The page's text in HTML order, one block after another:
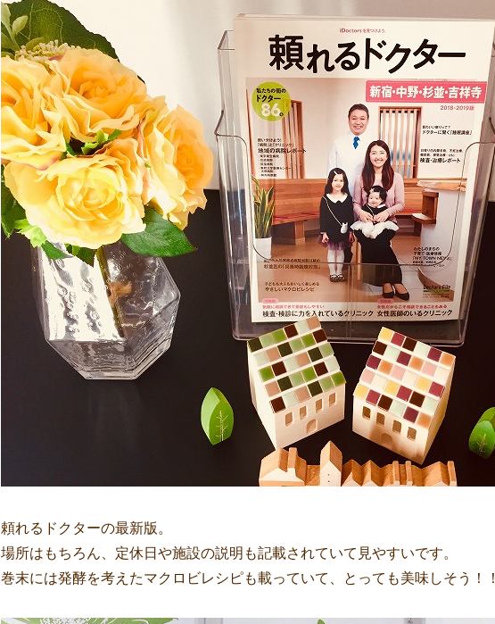
頼れるドクターの最新版。
場所はもちろん、定休日や施設の説明も記載されていて見やすいです。
巻末には発酵を考えたマクロビレシピも載っていて、とっても美味しそう！！